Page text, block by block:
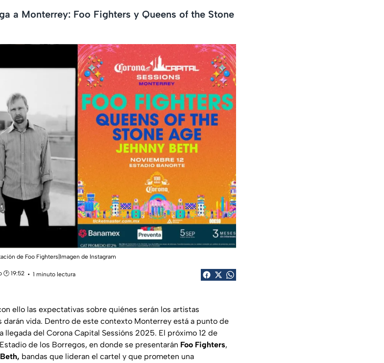
a Monterrey: Foo Fighters y Queens of the Stone
de Foo Fighters|Imagen de Instagram
🕑 19:52
1 minuto lectura
ello las expectativas sobre quiénes serán los artistas
darán vida. Dentro de este contexto Monterrey está a punto de
del Corona Capital Sessións 2025. El próximo 12 de
de los Borregos, en donde se presentarán Foo Fighters,
bandas que lideran el cartel y que prometen una